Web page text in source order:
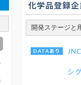
化学品登録
シ